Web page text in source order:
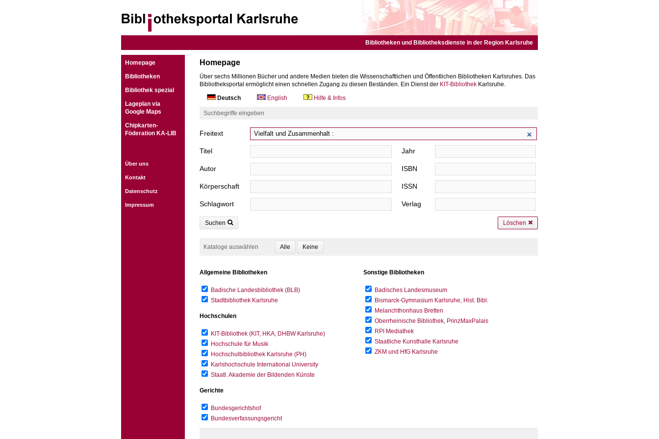
Bibliotheken und Bibliotheksdienste in der Region Karlsruhe
Homepage
Bibliotheken
Bibliothek spezial
Lageplan via
Google Maps
Chipkarten-
Föderation KA-LIB
Über uns
Kontakt
Datenschutz
Impressum
Homepage
Über sechs Millionen Bücher und andere Medien bieten die Wissenschaftlichen und Öffentlichen Bibliotheken Karlsruhes. Das
Bibliotheksportal ermöglicht einen schnellen Zugang zu diesen Beständen. Ein Dienst der KIT-Bibliothek Karlsruhe.
Deutsch
English Hilfe & Infos
Suchbegriffe eingeben
Freitext
Titel
Autor
Körperschaft
Schlagwort
Jahr
ISBN
ISSN
Verlag
Suchen Löschen
Kataloge auswählen
Allgemeine Bibliotheken
Badische Landesbibliothek (BLB)
Stadtbibliothek Karlsruhe
Hochschulen
KIT-Bibliothek (KIT, HKA, DHBW Karlsruhe)
Hochschule für Musik
Hochschulbibliothek Karlsruhe (PH)
Karlshochschule International University
Staatl. Akademie der Bildenden Künste
Gerichte
Bundesgerichtshof
Bundesverfassungsgericht
Sonstige Bibliotheken
Badisches Landesmuseum
Bismarck-Gymnasium Karlsruhe, Hist. Bibl.
Melanchthonhaus Bretten
Oberrheinische Bibliothek, PrinzMaxPalais
RPI Mediathek
Staatliche Kunsthalle Karlsruhe
ZKM und HfG Karlsruhe